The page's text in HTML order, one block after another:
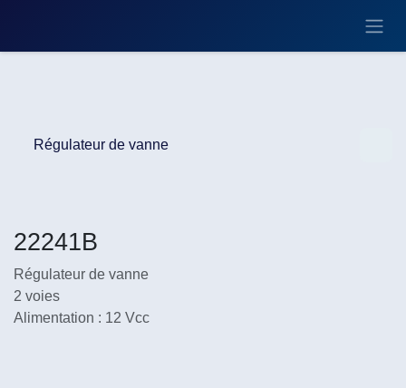
Régulateur de vanne
22241B
Régulateur de vanne
2 voies
Alimentation : 12 Vcc